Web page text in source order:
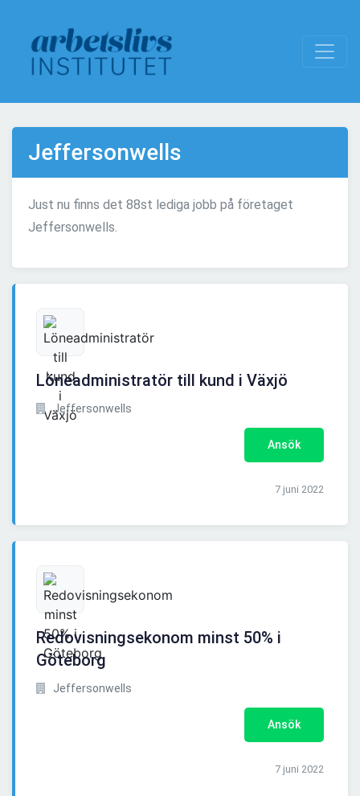
Jeffersonwells
Just nu finns det 88st lediga jobb på företaget
Jeffersonwells.
Löneadministratör till kund i Växjö
Jeffersonwells
Ansök
7 juni 2022
Redovisningsekonom minst 50% i
Göteborg
Jeffersonwells
Ansök
7 juni 2022